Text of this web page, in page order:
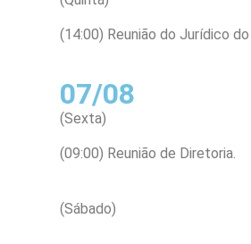
(14:00) Reunião do Jurídico do
07/08
(Sexta)
(09:00) Reunião de Diretoria.
(Sábado)